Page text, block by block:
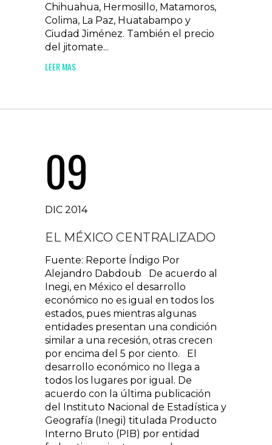
Chihuahua, Hermosillo, Matamoros,
Colima, La Paz, Huatabampo y
Ciudad Jiménez. También el precio
del jitomate...
LEER MAS
09
DIC 2014
EL MÉXICO CENTRALIZADO
Fuente: Reporte Índigo Por
Alejandro Dabdoub De acuerdo al
Inegi, en México el desarrollo
económico no es igual en todos los
estados, pues mientras algunas
entidades presentan una condición
similar a una recesión, otras crecen
por encima del 5 por ciento. El
desarrollo económico no llega a
todos los lugares por igual. De
acuerdo con la última publicación
del Instituto Nacional de Estadística y
Geografía (Inegi) titulada Producto
Interno Bruto (PIB) por entidad